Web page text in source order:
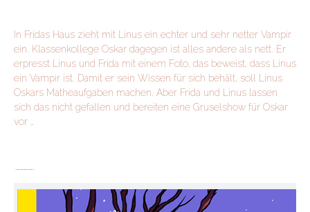
In Fridas Haus zieht mit Linus ein echter und sehr netter Vampir
ein. Klassenkollege Oskar dagegen ist alles andere als nett. Er
erpresst Linus und Frida mit einem Foto, das beweist, dass Linus
ein Vampir ist. Damit er sein Wissen für sich behält, soll Linus
Oskars Matheaufgaben machen. Aber Frida und Linus lassen
sich das nicht gefallen und bereiten eine Gruselshow für Oskar
vor …